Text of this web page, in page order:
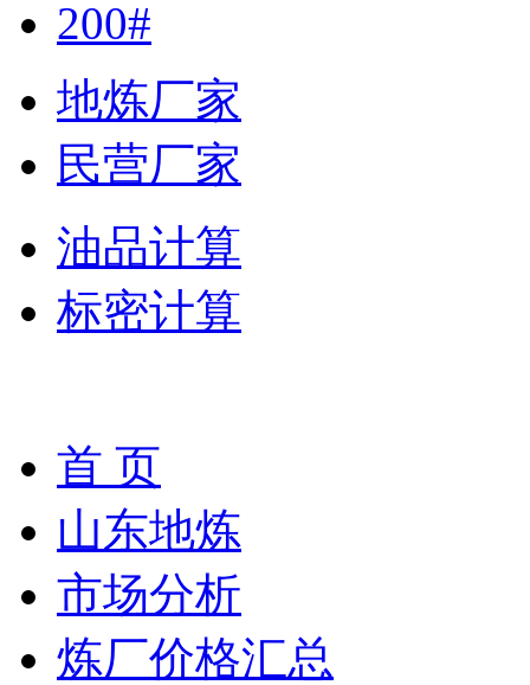
200#
地炼厂家
民营厂家
油品计算
标密计算
首 页
山东地炼
市场分析
炼厂价格汇总